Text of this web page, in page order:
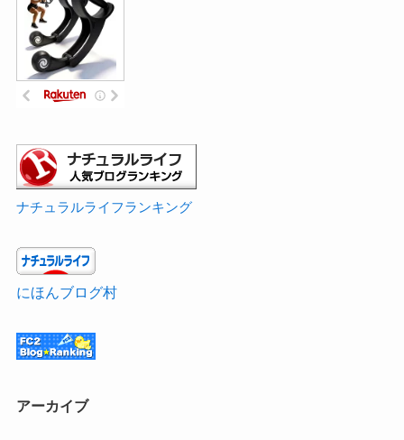
ナチュラルライフランキング
にほんブログ村
アーカイブ